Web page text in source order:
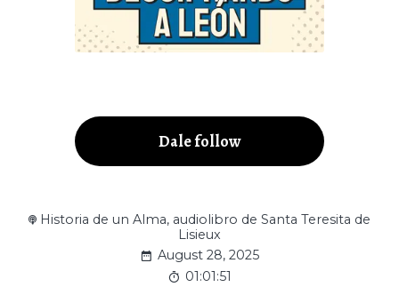
Dale follow
Historia de un Alma, audiolibro de Santa Teresita de
Lisieux
August 28, 2025
01:01:51